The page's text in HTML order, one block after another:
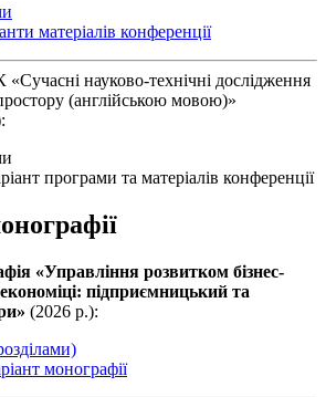
матеріалів конференції
науково-технічні дослідження
(англійською мовою)»
програми та матеріалів конференції
«Управління розвитком бізнес-
підприємницький та
(2026 р.):
монографії